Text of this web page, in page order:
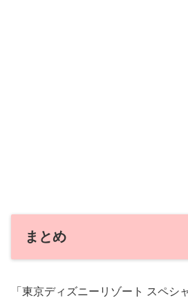
まとめ
「東京ディズニーリゾート スペシ